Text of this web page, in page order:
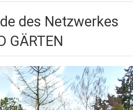
des Netzwerkes
GÄRTEN